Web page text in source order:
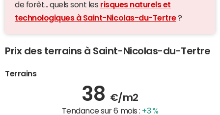
de forêt... quels sont les risques naturels et
technologiques à Saint-Nicolas-du-Tertre?
Prix des terrains à Saint-Nicolas-du-Tertre
Terrains
38 €/m2
Tendance sur 6 mois : +3 %